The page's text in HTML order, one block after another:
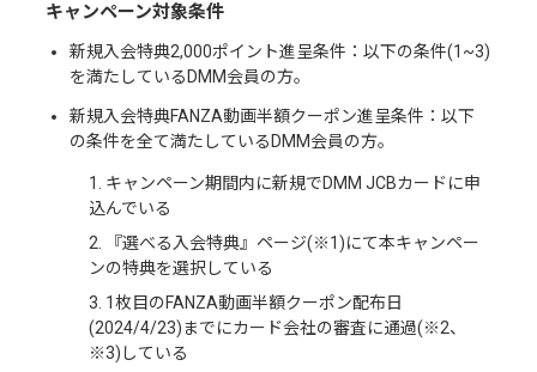
キャンペーン対象条件
新規入会特典2,000ポイント進呈条件：以下の条件(1~3)
を満たしているDMM会員の方。
新規入会特典FANZA動画半額クーポン進呈条件：以下
の条件を全て満たしているDMM会員の方。
1. キャンペーン期間内に新規でDMM JCBカードに申
込んでいる
2. 『選べる入会特典』ページ(※1)にて本キャンペー
ンの特典を選択している
3. 1枚目のFANZA動画半額クーポン配布日
(2024/4/23)までにカード会社の審査に通過(※2、
※3)している